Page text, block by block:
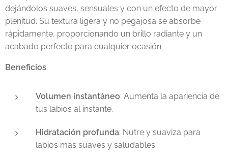
dejándolos suaves, sensuales y con un efecto de mayor
plenitud. Su textura ligera y no pegajosa se absorbe
rápidamente, proporcionando un brillo radiante y un
acabado perfecto para cualquier ocasión.
Beneficios:
Volumen instantáneo: Aumenta la apariencia de
tus labios al instante.
Hidratación profunda: Nutre y suaviza para
labios más suaves y saludables.